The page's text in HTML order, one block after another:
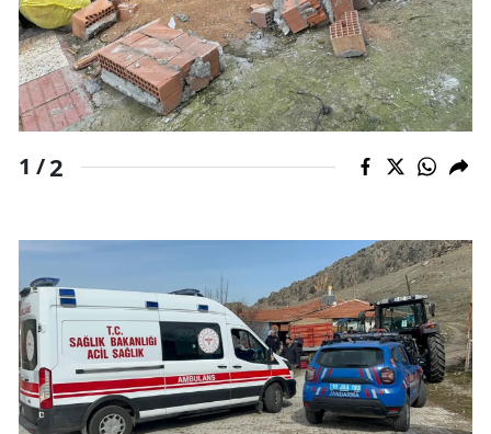
Gümüşhane
Hakkari
Hatay
İstanbul
İzmir
Kars
Kastamonu
Kayseri
1 /2